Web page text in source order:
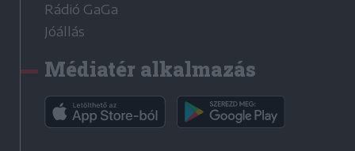
Rádió GaGa
Jóállás
Médiatér alkalmazás